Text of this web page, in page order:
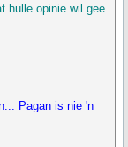
hulle opinie wil gee
Pagan is nie 'n